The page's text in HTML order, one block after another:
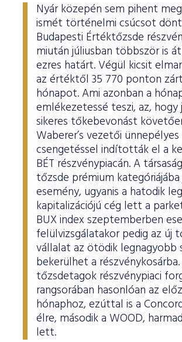
Nyár közepén sem pihent
ismét történelmi csúcsot
Budapesti Értéktőzsde
miután júliusban többször is
ezres határt. Végül kicsit
az értéktől 35 770 ponton
hónapot. Ami azonban a
emlékezetessé teszi, az, hogy
sikeres tőkebevonást
Waberer’s vezetői ünnepélyes
csengetéssel indították el a
BÉT részvénypiacán. A
tőzsde prémium
esemény, ugyanis a hatodik
kapitalizációjú cég lett a
BUX index szeptemberben
felülvizsgálatakor pedig az új
vállalat az ötödik legnagyobb
bekerülhet a
tőzsdetagok részvénypiaci
rangsorában hasonlóan az
hónaphoz, ezúttal is a
élre, második a WOOD,
lett.